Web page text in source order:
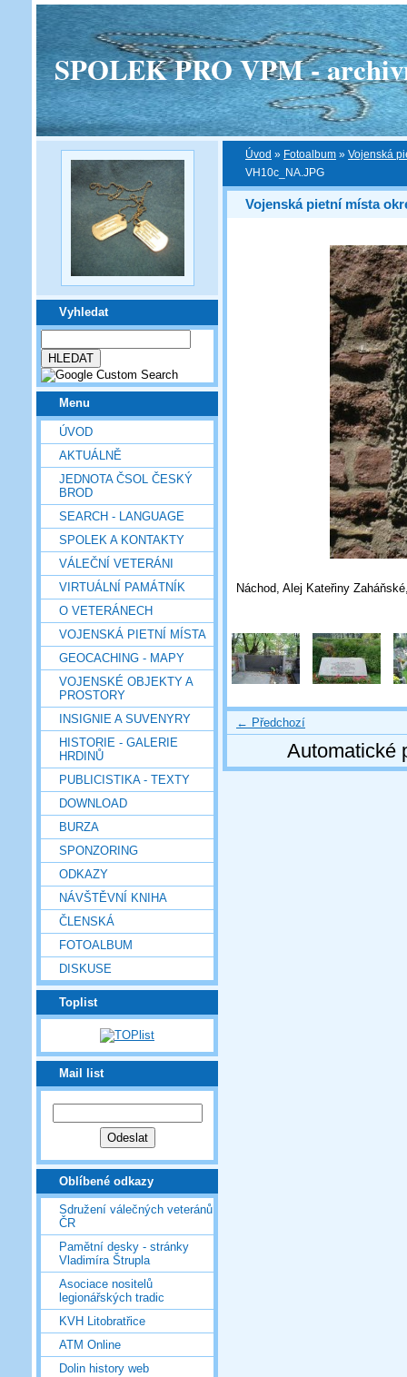
SPOLEK PRO VPM -
Vyhledat
Menu
ÚVOD
AKTUÁLNĚ
JEDNOTA ČSOL ČESKÝ
BROD
SEARCH - LANGUAGE
SPOLEK A KONTAKTY
VÁLEČNÍ VETERÁNI
VIRTUÁLNÍ PAMÁTNÍK
O VETERÁNECH
VOJENSKÁ PIETNÍ MÍSTA
GEOCACHING - MAPY
VOJENSKÉ OBJEKTY A
PROSTORY
INSIGNIE A SUVENYRY
HISTORIE - GALERIE
HRDINŮ
PUBLICISTIKA - TEXTY
DOWNLOAD
BURZA
SPONZORING
ODKAZY
NÁVŠTĚVNÍ KNIHA
ČLENSKÁ
FOTOALBUM
DISKUSE
Toplist
Mail list
Oblíbené odkazy
Sdružení válečných veteránů
ČR
Pamětní desky - stránky
Vladimíra Štrupla
Asociace nositelů
legionářských tradic
KVH Litobratřice
ATM Online
Dolin history web
Úvod » Fotoalbum » Vojenská
VH10c_NA.JPG
Vojenská pietní místa
Náchod, Alej Kateřiny
← Předchozí
Automatické